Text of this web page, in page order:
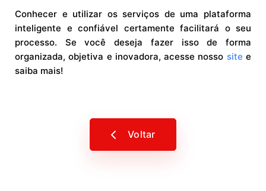
Conhecer e utilizar os serviços de uma plataforma
inteligente e confiável certamente facilitará o seu
processo. Se você deseja fazer isso de forma
organizada, objetiva e inovadora, acesse nosso site e
saiba mais!
Voltar